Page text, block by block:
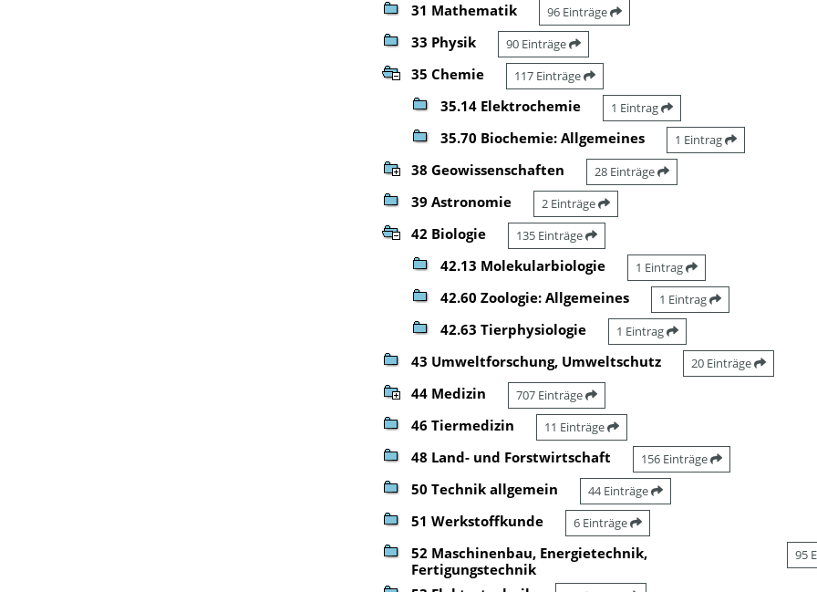
31 Mathematik 96 Einträge
33 Physik 90 Einträge
35 Chemie 117 Einträge
35.14 Elektrochemie 1 Eintrag
35.70 Biochemie: Allgemeines 1 Eintrag
38 Geowissenschaften 28 Einträge
39 Astronomie 2 Einträge
42 Biologie 135 Einträge
42.13 Molekularbiologie 1 Eintrag
42.60 Zoologie: Allgemeines 1 Eintrag
42.63 Tierphysiologie 1 Eintrag
43 Umweltforschung, Umweltschutz 20 Einträge
44 Medizin 707 Einträge
46 Tiermedizin 11 Einträge
48 Land- und Forstwirtschaft 156 Einträge
50 Technik allgemein 44 Einträge
51 Werkstoffkunde 6 Einträge
52 Maschinenbau, Energietechnik,
Fertigungstechnik
95